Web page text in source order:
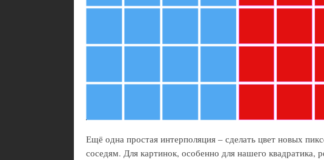
Ещё одна простая интерполяция – сделать цвет новых
соседям. Для картинок, особенно для нашего квадратика,